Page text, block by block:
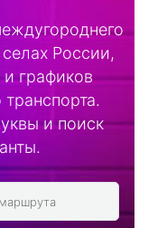
России,
графиков
и поиск